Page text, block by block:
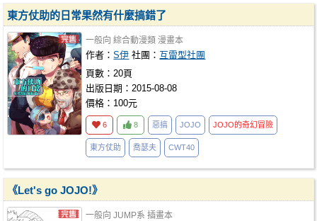
東方仗助的日常果然有什麼搞錯了
一般向 綜合動漫類 漫畫本
作者：S伊 社團： 互雷型社團
頁數：20頁
出版日期：2015-08-08
價格：100元
6 8 惡搞 JOJO JOJO的奇幻冒險
東方仗助 喬瑟夫 CWT40
《Let's go JOJO!》
一般向 JUMP系 插畫本